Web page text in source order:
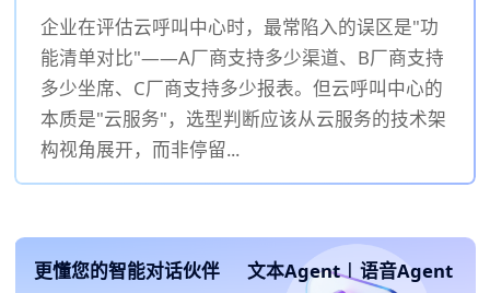
企业在评估云呼叫中心时，最常陷入的误区是"功
能清单对比"——A厂商支持多少渠道、B厂商支持
多少坐席、C厂商支持多少报表。但云呼叫中心的
本质是"云服务"，选型判断应该从云服务的技术架
构视角展开，而非停留...
更懂您的智能对话伙伴 文本Agent | 语音Agent